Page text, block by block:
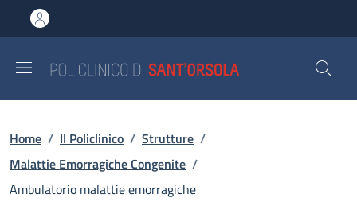
al contenuto principale
to footer content
Briciole di pane
Home / Il Policlinico / Strutture /
Malattie Emorragiche Congenite /
Ambulatorio malattie emorragiche